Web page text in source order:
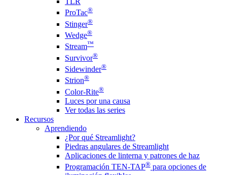
ProTac®
Stinger®
Wedge®
Stream™
Survivor®
Sidewinder®
Strion®
Color-Rite®
Luces por una causa
Ver todas las series
Recursos
Aprendiendo
¿Por qué Streamlight?
Piedras angulares de Streamlight
Aplicaciones de linterna y patrones de haz
Programación TEN-TAP® para opciones de